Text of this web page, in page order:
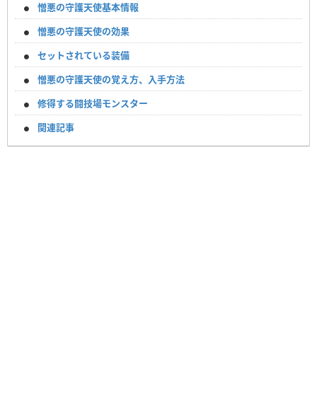
憎悪の守護天使基本情報
憎悪の守護天使の効果
セットされている装備
憎悪の守護天使の覚え方、入手方法
修得する闘技場モンスター
関連記事